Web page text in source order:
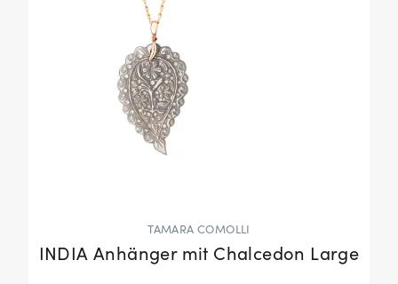
TAMARA COMOLLI
INDIA Anhänger mit Chalcedon Large